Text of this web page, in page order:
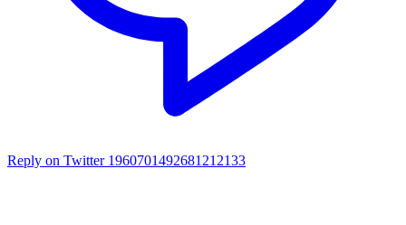
Reply on Twitter 1960701492681212133